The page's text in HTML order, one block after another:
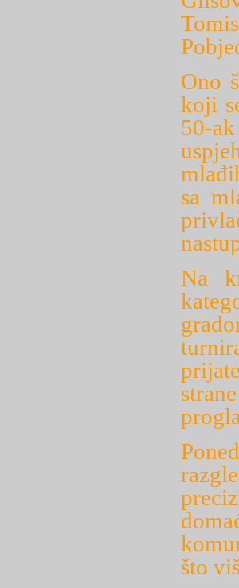
Ono
koji
50-
sa
Na
što